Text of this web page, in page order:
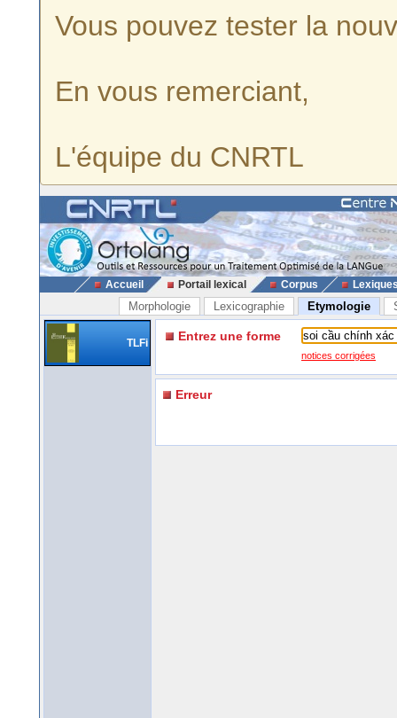
Vous pouvez tester la
En vous remerciant,
L'équipe du CNRTL
Accueil Portail lexical Corpus
Morphologie Lexicographie Etymologie
TLFi Entrez une forme
notices corrigées
Erreur